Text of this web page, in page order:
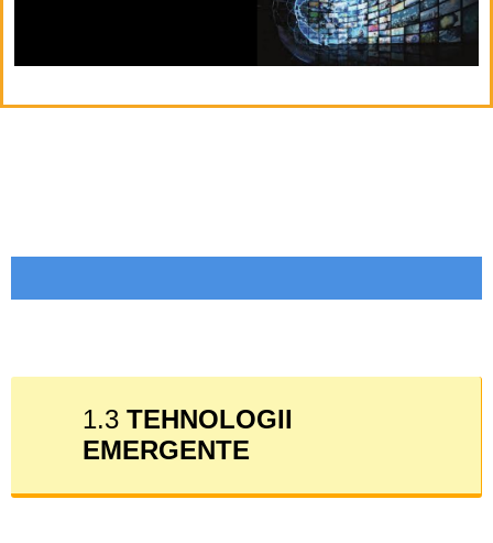
1.3 TEHNOLOGII
EMERGENTE